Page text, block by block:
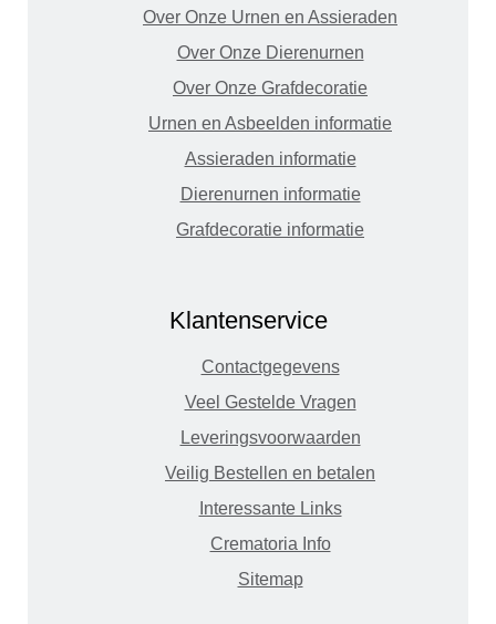
Over Onze Urnen en Assieraden
Over Onze Dierenurnen
Over Onze Grafdecoratie
Urnen en Asbeelden informatie
Assieraden informatie
Dierenurnen informatie
Grafdecoratie informatie
Klantenservice
Contactgegevens
Veel Gestelde Vragen
Leveringsvoorwaarden
Veilig Bestellen en betalen
Interessante Links
Crematoria Info
Sitemap